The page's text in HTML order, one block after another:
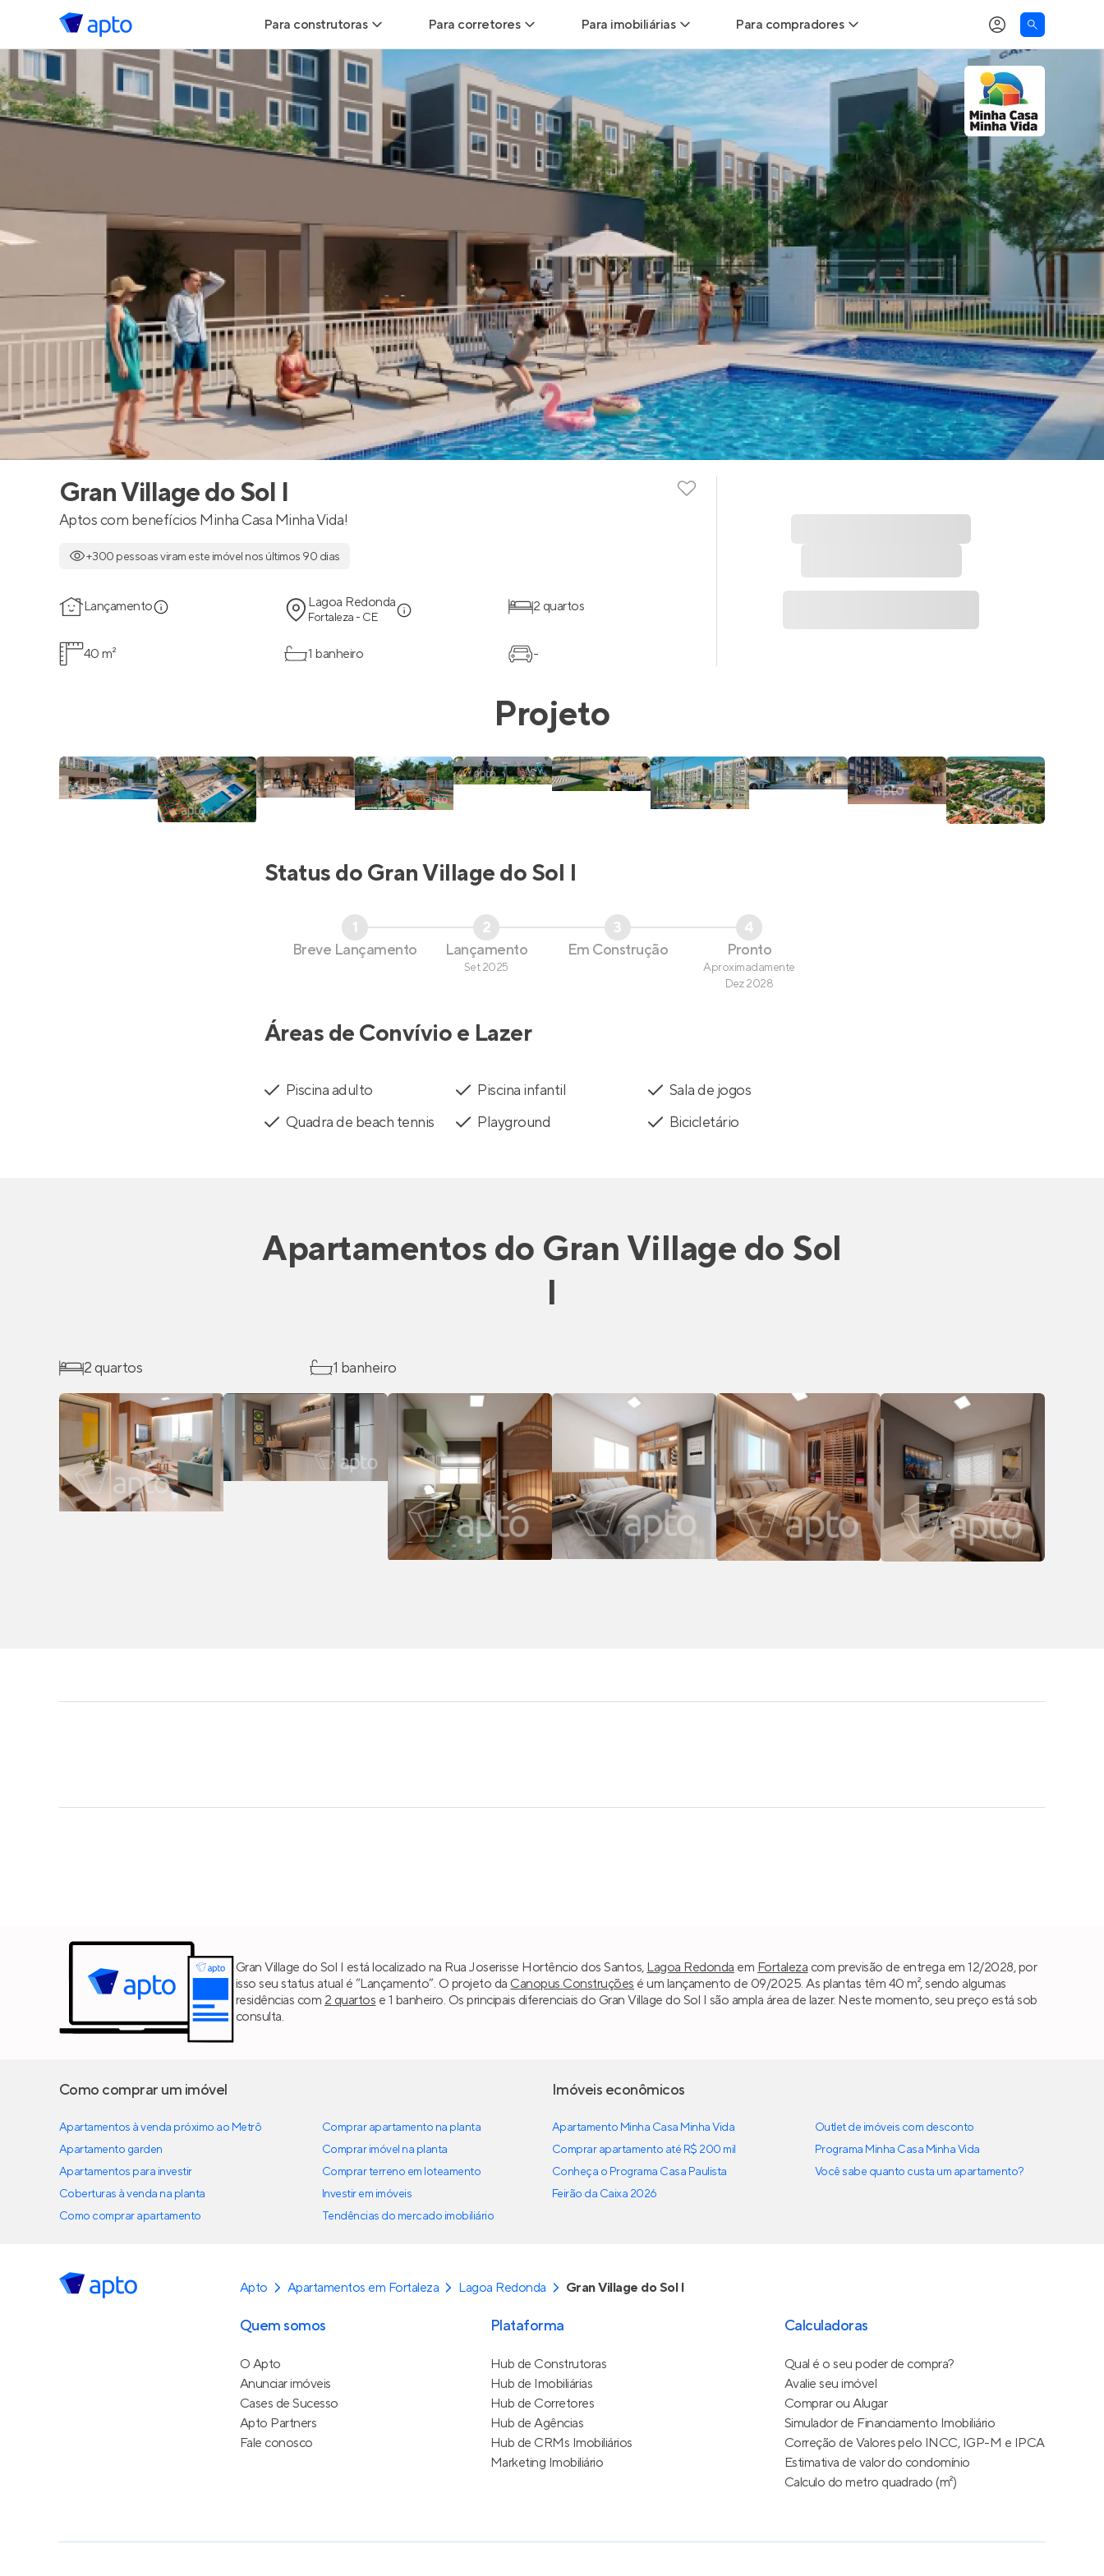
Para construtoras
Geração de Leads
Geração de Visitas
Geração de Vendas
Parcerias Imobiliárias
Anunciar Imóveis
Para corretores
Leads para Corretores
Corretor+
Parcerias imobiliárias
Perfil Verificado
Anunciar imóveis
Para imobiliárias
Leads para Imobiliárias
Hub de imobiliárias
Anunciar imóveis
Para compradores
Buscar um imóvel novo
Calcule seu Poder de Compra
Comprar x Alugar
Correção do INCC
Simulador de Financiamento
Encontre um corretor
Gran Village do Sol I
Aptos com benefícios Minha Casa Minha Vida!
+300 pessoas viram este imóvel nos últimos 90 dias
Lançamento Lagoa Redonda
Fortaleza - CE
2 quartos
40 m² 1 banheiro -
Projeto
Status doGran Village do Sol I
1
Breve Lançamento
2
Lançamento
Set 2025
3
Em Construção
4
Pronto
Aproximadamente
Dez 2028
Áreas de Convívio e Lazer
Piscina adulto Piscina infantil
Sala de jogos
Quadra de beach tennis
Playground Bicicletário
Apartamentos do Gran Village do Sol
I
2 quartos 1 banheiro
Gran Village do Sol I está localizado na Rua Joserisse Hortêncio dos Santos, Lagoa Redonda em Fortaleza com previsão de entrega em 12/2028, por
isso seu status atual é “Lançamento”. O projeto da Canopus Construções é um lançamento de 09/2025. As plantas têm 40 m², sendo algumas
residências com 2 quartos e 1 banheiro. Os principais diferenciais do Gran Village do Sol I são ampla área de lazer. Neste momento, seu preço está sob
consulta.
Como comprar um imóvel
Apartamentos à venda próximo ao Metrô
Apartamento garden
Apartamentos para investir
Coberturas à venda na planta
Como comprar apartamento
Comprar apartamento na planta
Comprar imóvel na planta
Comprar terreno em loteamento
Investir em imóveis
Tendências do mercado imobiliário
Imóveis econômicos
Apartamento Minha Casa Minha Vida
Comprar apartamento até R$ 200 mil
Conheça o Programa Casa Paulista
Feirão da Caixa 2026
Outlet de imóveis com desconto
Programa Minha Casa Minha Vida
Você sabe quanto custa um apartamento?
Apto Apartamentos em Fortaleza Lagoa Redonda Gran Village do Sol I
Quem somos
O Apto
Anunciar imóveis
Cases de Sucesso
Apto Partners
Fale conosco
Plataforma
Hub de Construtoras
Hub de Imobiliárias
Hub de Corretores
Hub de Agências
Hub de CRMs Imobiliários
Marketing Imobiliário
Calculadoras
Qual é o seu poder de compra?
Avalie seu imóvel
Comprar ou Alugar
Simulador de Financiamento Imobiliário
Correção de Valores pelo INCC, IGP-M e IPCA
Estimativa de valor do condomínio
Calculo do metro quadrado (m²)